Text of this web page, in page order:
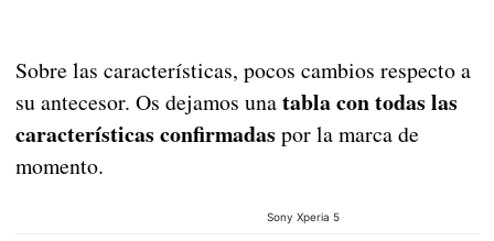
Sobre las características, pocos cambios respecto a
su antecesor. Os dejamos unatabla con todas las
características confirmadas por la marca de
momento.
Sony Xperia 5